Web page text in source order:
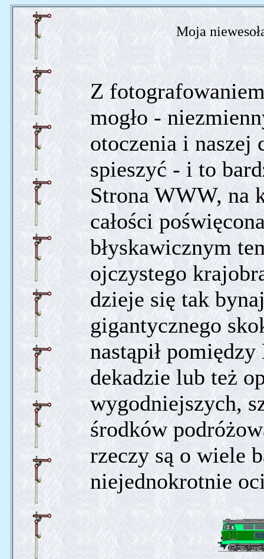
Moja
Z
mogło -
otoczenia i naszej
spieszyć - i to
Strona WWW, na
całości
błyskawicznym
ojczystego
dzieje się tak
gigantycznego
nastąpił
dekadzie lub też
wygodniejszych,
środków
rzeczy są o wiele
niejednokrotnie